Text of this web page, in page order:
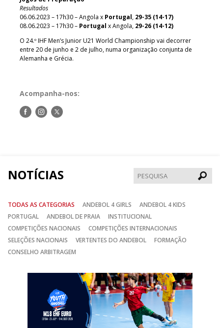
Resultados
06.06.2023 – 17h30 – Angola x Portugal, 29-35 (14-17)
08.06.2023 – 17h30 – Portugal x Angola, 29-26 (14-12)
O 24.º IHF Men’s Junior U21 World Championship vai decorrer
entre 20 de junho e 2 de julho, numa organização conjunta de
Alemanha e Grécia.
Acompanha-nos:
Siga-Siga-Siga-
NOTÍCIAS
TODAS AS CATEGORIAS ANDEBOL 4 GIRLS
ANDEBOL 4 KIDS
PORTUGAL
ANDEBOL DE PRAIA
INSTITUCIONAL
COMPETIÇÕES NACIONAIS
COMPETIÇÕES INTERNACIONAIS
SELEÇÕES NACIONAIS
VERTENTES DO ANDEBOL
FORMAÇÃO
CONSELHO ARBITRAGEM